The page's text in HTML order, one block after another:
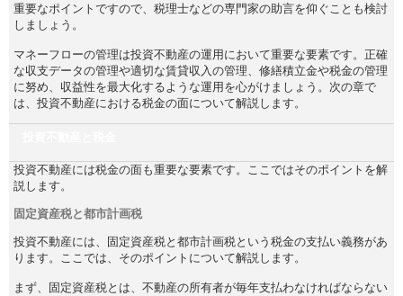
重要なポイントですので、税理士などの専門家の助言を仰ぐことも検討
しましょう。
マネーフローの管理は投資不動産の運用において重要な要素です。正確
な収支データの管理や適切な賃貸収入の管理、修繕積立金や税金の管理
に努め、収益性を最大化するような運用を心がけましょう。次の章で
は、投資不動産における税金の面について解説します。
投資不動産には税金の面も重要な要素です。ここではそのポイントを解
説します。
固定資産税と都市計画税
投資不動産には、固定資産税と都市計画税という税金の支払い義務があ
ります。ここでは、そのポイントについて解説します。
まず、固定資産税とは、不動産の所有者が毎年支払わなければならない